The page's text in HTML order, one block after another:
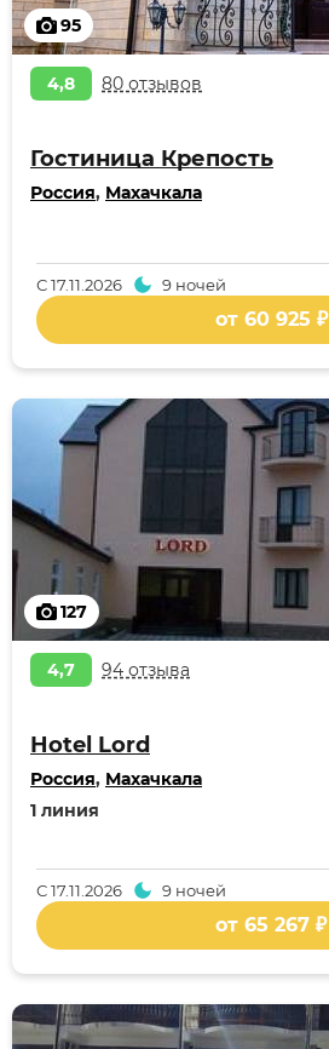
95
4,8 80 отзывов
Гостиница Крепость
Россия, Махачкала
С17.11.2026 9 ночей
от 60 925 ₽
127
4,7 94 отзыва
Hotel Lord
Россия, Махачкала
1 линия
С17.11.2026 9 ночей
от 65 267 ₽